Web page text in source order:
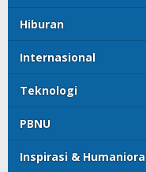
Hiburan
Internasional
Teknologi
PBNU
Inspirasi & Humaniora